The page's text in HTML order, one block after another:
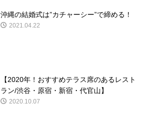
沖縄の結婚式は”カチャーシー”で締める！
2021.04.22
【2020年！おすすめテラス席のあるレスト
ラン/渋谷・原宿・新宿・代官山】
2020.10.07